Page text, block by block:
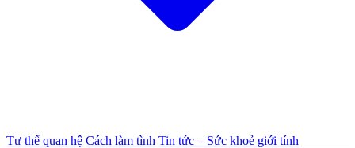
Tư thế quan hệ Cách làm tình Tin tức – Sức khoẻ giới tính